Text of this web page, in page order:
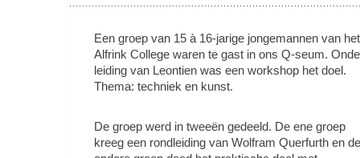
Een groep van 15 à 16-jarige jongemannen van het
Alfrink College waren te gast in ons Q-seum.
leiding van Leontien was een workshop het doel.
Thema: techniek en kunst.
De groep werd in tweeën gedeeld. De ene groep
kreeg een rondleiding van Wolfram Querfurth en de